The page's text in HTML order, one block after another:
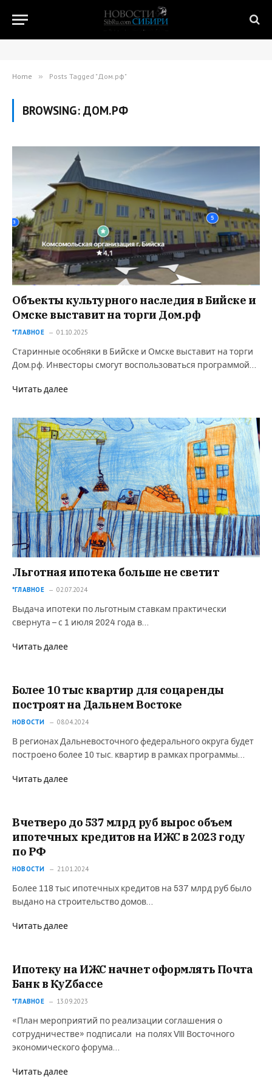
Home » Posts Tagged "Дом.рф"
BROWSING: ДОМ.РФ
Объекты культурного наследия в Бийске и
Омске выставит на торги Дом.рф
*ГЛАВНОЕ 01.10.2025
Старинные особняки в Бийске и Омске выставит на торги
Дом.рф. Инвесторы смогут воспользоваться программой…
Читать далее
Льготная ипотека больше не светит
*ГЛАВНОЕ 02.07.2024
Выдача ипотеки по льготным ставкам практически
свернута – с 1 июля 2024 года в…
Читать далее
Более 10 тыс квартир для соцаренды
построят на Дальнем Востоке
НОВОСТИ 08.04.2024
В регионах Дальневосточного федерального округа будет
построено более 10 тыс. квартир в рамках программы…
Читать далее
Вчетверо до 537 млрд руб вырос объем
ипотечных кредитов на ИЖС в 2023 году
по РФ
НОВОСТИ 21.01.2024
Более 118 тыс ипотечных кредитов на 537 млрд руб было
выдано на строительство домов…
Читать далее
Ипотеку на ИЖС начнет оформлять Почта
Банк в КуZбассе
*ГЛАВНОЕ 13.09.2023
«План мероприятий по реализации соглашения о
сотрудничестве» подписали на полях VIII Восточного
экономического форума…
Читать далее